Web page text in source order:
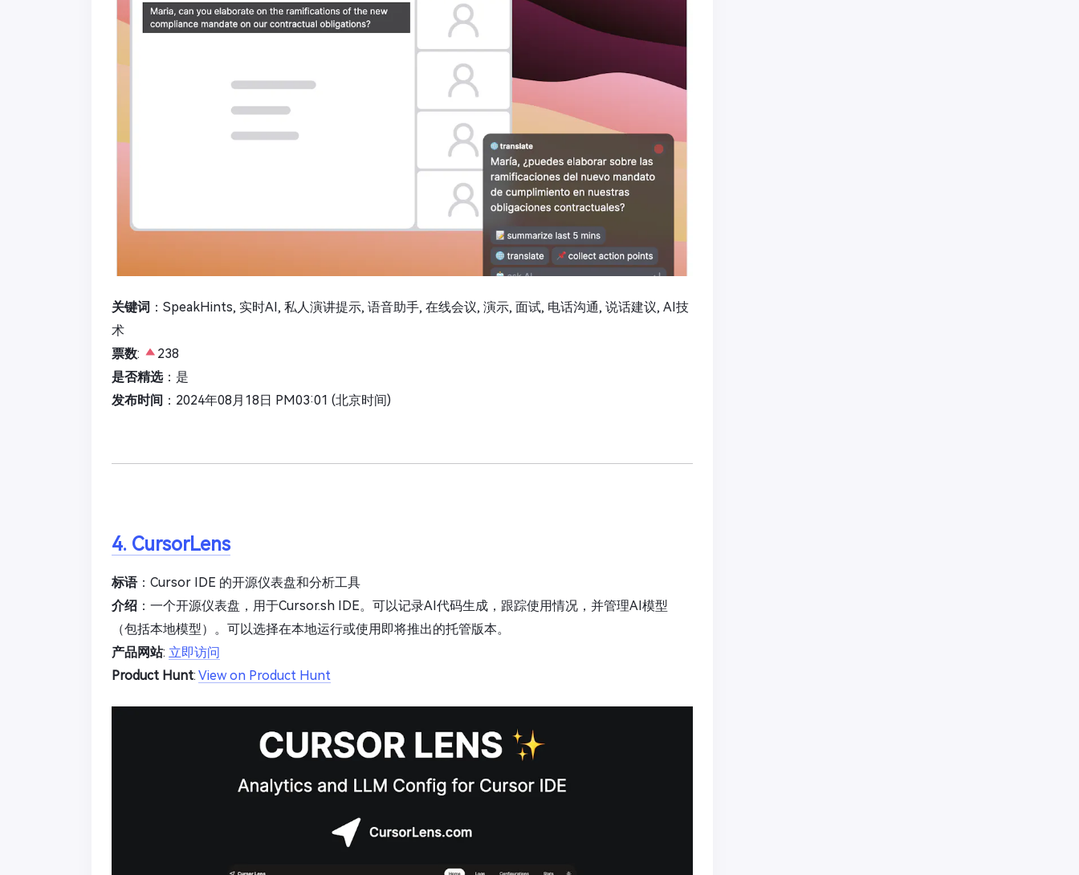
关键词 ：SpeakHints, 实时AI, 私人演讲提示, 语音助手, 在线会议, 演示, 面试, 电话沟通, 说话建议, AI技
术
票数:
238
是否精选：是
发布时间 ：2024年08月18日 PM03:01 (北京时间)
4. CursorLens
标语：Cursor IDE 的开源仪表盘和分析工具
介绍 ：一个开源仪表盘，用于Cursor.sh IDE。可以记录AI代码生成，跟踪使用情况，并管理AI模型
（包括本地模型）。可以选择在本地运行或使用即将推出的托管版本。
产品网站: 立即访问
Product Hunt: View on Product Hunt